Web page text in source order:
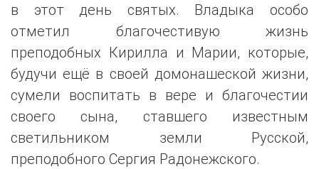
в этот день святых. Владыка особо
отметил благочестивую жизнь
преподобных Кирилла и Марии, которые,
будучи ещё в своей домонашеской жизни,
сумели воспитать в вере и благочестии
своего сына, ставшего известным
светильником земли Русской,
преподобного Сергия Радонежского.